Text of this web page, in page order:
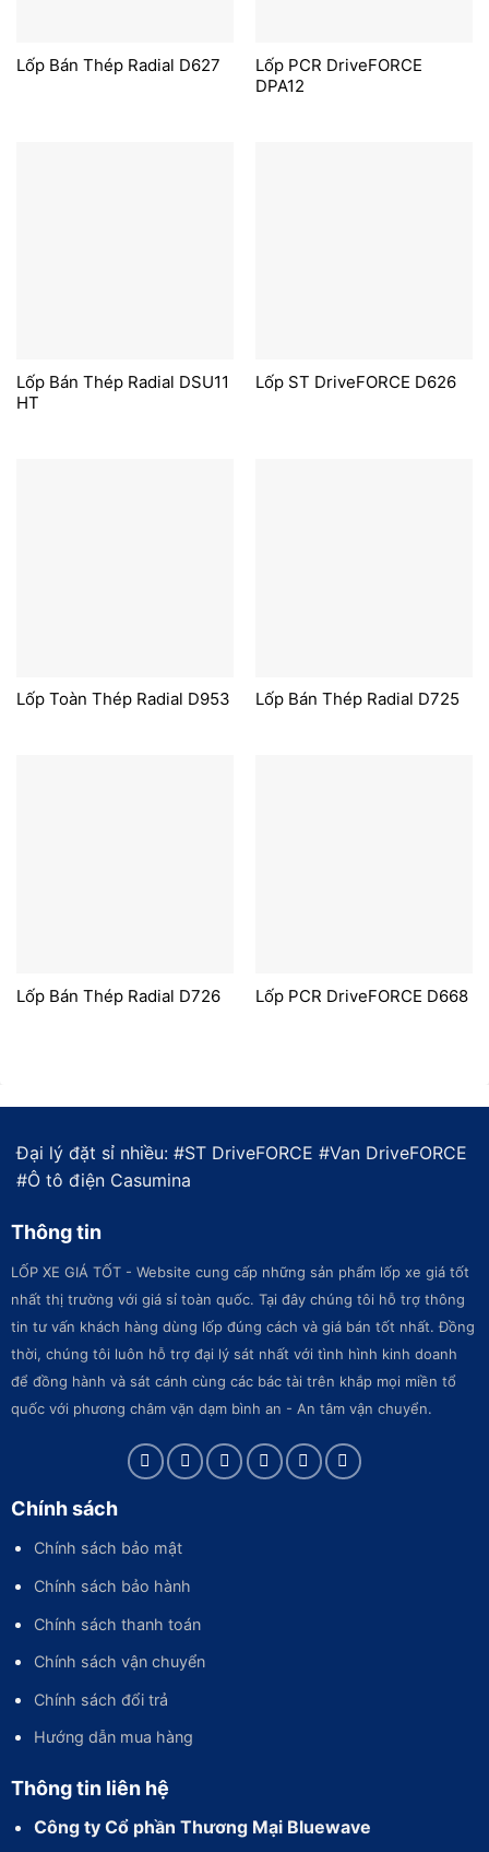
Lốp Bán Thép Radial D627
Lốp PCR DriveFORCE
DPA12
Lốp Bán Thép Radial DSU11
HT
Lốp ST DriveFORCE D626
Lốp Toàn Thép Radial D953 Lốp Bán Thép Radial D725
Lốp Bán Thép Radial D726 Lốp PCR DriveFORCE D668
Đại lý đặt sỉ nhiều: #ST DriveFORCE #Van DriveFORCE
#Ô tô điện Casumina
Thông tin
LỐP XE GIÁ TỐT - Website cung cấp những sản phẩm lốp xe giá tốt
nhất thị trường với giá sỉ toàn quốc. Tại đây chúng tôi hỗ trợ thông
tin tư vấn khách hàng dùng lốp đúng cách và giá bán tốt nhất. Đồng
thời, chúng tôi luôn hỗ trợ đại lý sát nhất với tình hình kinh doanh
để đồng hành và sát cánh cùng các bác tài trên khắp mọi miền tổ
quốc với phương châm vặn dạm bình an - An tâm vận chuyển.
Chính sách
Chính sách bảo mật
Chính sách bảo hành
Chính sách thanh toán
Chính sách vận chuyển
Chính sách đổi trả
Hướng dẫn mua hàng
Thông tin liên hệ
Công ty Cổ phần Thương Mại Bluewave